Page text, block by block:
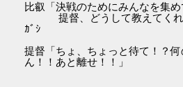
比叡「決戦のためにみんなを集
提督、どうして教えてくれ
ｶﾞｼ
提督「ちょ、ちょっと待て！？
ん！！あと離せ！！」